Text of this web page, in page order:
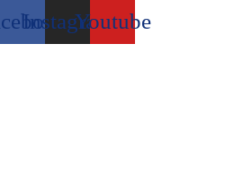
InstagramYoutube